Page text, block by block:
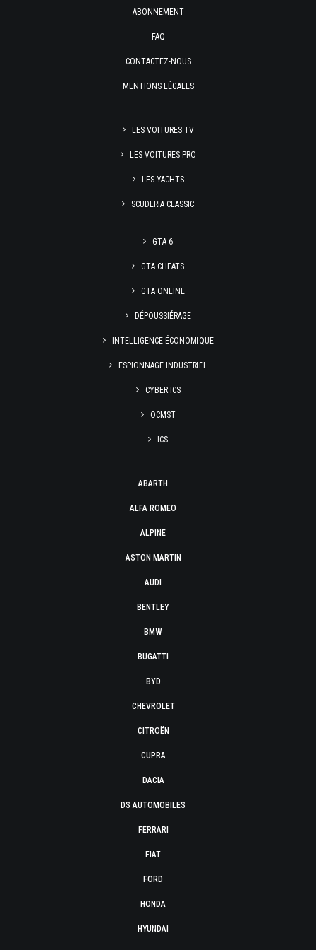
ABONNEMENT
FAQ
CONTACTEZ-NOUS
MENTIONS LÉGALES
LES VOITURES TV
LES VOITURES PRO
LES YACHTS
SCUDERIA CLASSIC
GTA 6
GTA CHEATS
GTA ONLINE
DÉPOUSSIÉRAGE
INTELLIGENCE ÉCONOMIQUE
ESPIONNAGE INDUSTRIEL
CYBER ICS
OCMST
ICS
ABARTH
ALFA ROMEO
ALPINE
ASTON MARTIN
AUDI
BENTLEY
BMW
BUGATTI
BYD
CHEVROLET
CITROËN
CUPRA
DACIA
DS AUTOMOBILES
FERRARI
FIAT
FORD
HONDA
HYUNDAI